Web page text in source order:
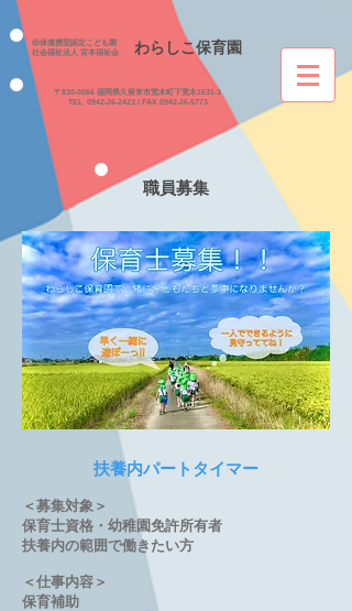
幼保連携型認定こども園
社会福祉法人​ 宮本福祉会
わらしこ保育園
〒830-0066 福岡県久留米市荒木町下荒木1631-3
TEL 0942-26-2423 / FAX 0942-26-5773
職員募集
扶養内パートタイマー
＜募集対象＞
保育士資格・幼稚園免許所有者
​扶養内の範囲で働きたい方
＜仕事内容＞
保育補助